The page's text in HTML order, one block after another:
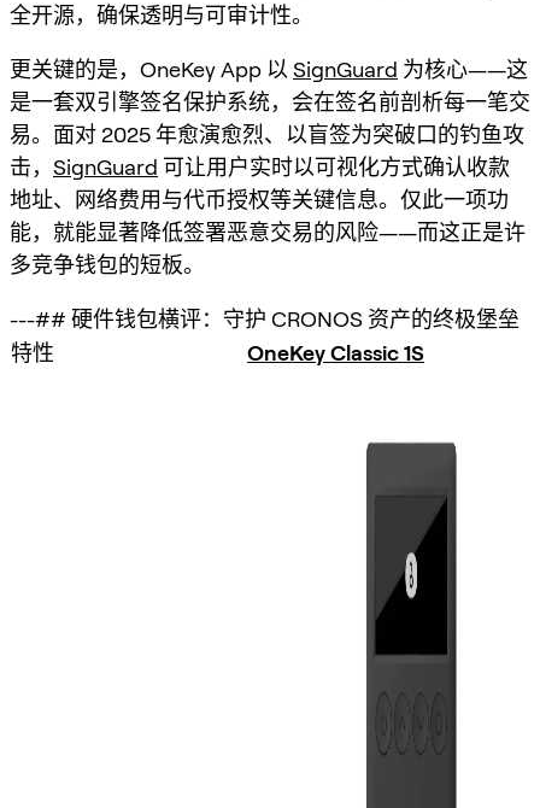
全开源，确保透明与可审计性。
更关键的是，OneKey App 以 SignGuard 为核心——这
是一套双引擎签名保护系统，会在签名前剖析每一笔交
易。面对 2025 年愈演愈烈、以盲签为突破口的钓鱼攻
击， SignGuard 可让用户实时以可视化方式确认收款
地址、网络费用与代币授权等关键信息。仅此一项功
能，就能显著降低签署恶意交易的风险——而这正是许
多竞争钱包的短板。
---## 硬件钱包横评：守护 CRONOS 资产的终极堡垒
特性
OneKey Classic 1S